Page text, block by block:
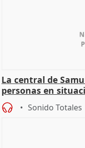
La central de
personas en
de Calor
Sonido Totales